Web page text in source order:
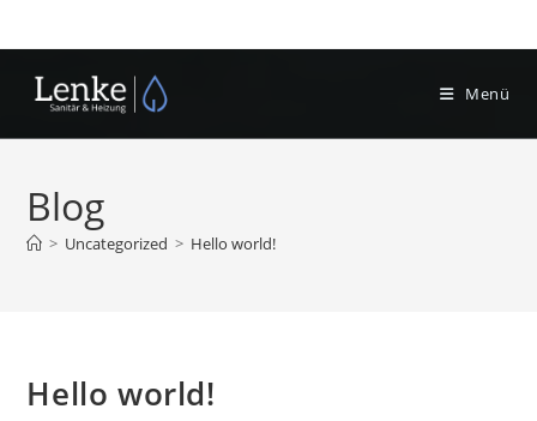
Inhalt
springen
Menü
Blog
> Uncategorized > Hello world!
Hello world!